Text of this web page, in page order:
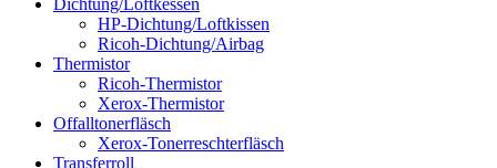
HP-Dichtung/Loftkissen
Ricoh-Dichtung/Airbag
Thermistor
Ricoh-Thermistor
Xerox-Thermistor
Offalltonerfläsch
Xerox-Tonerreschterfläsch
Transferroll